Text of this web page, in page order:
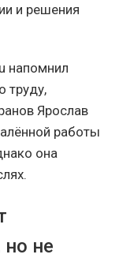
и решения
напомнил
труду,
Ярослав
работы
она
не